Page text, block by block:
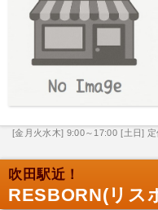
[金月火水木] 9:00～17:00 [土日] 定
吹田駅近！
RESBORN(リス